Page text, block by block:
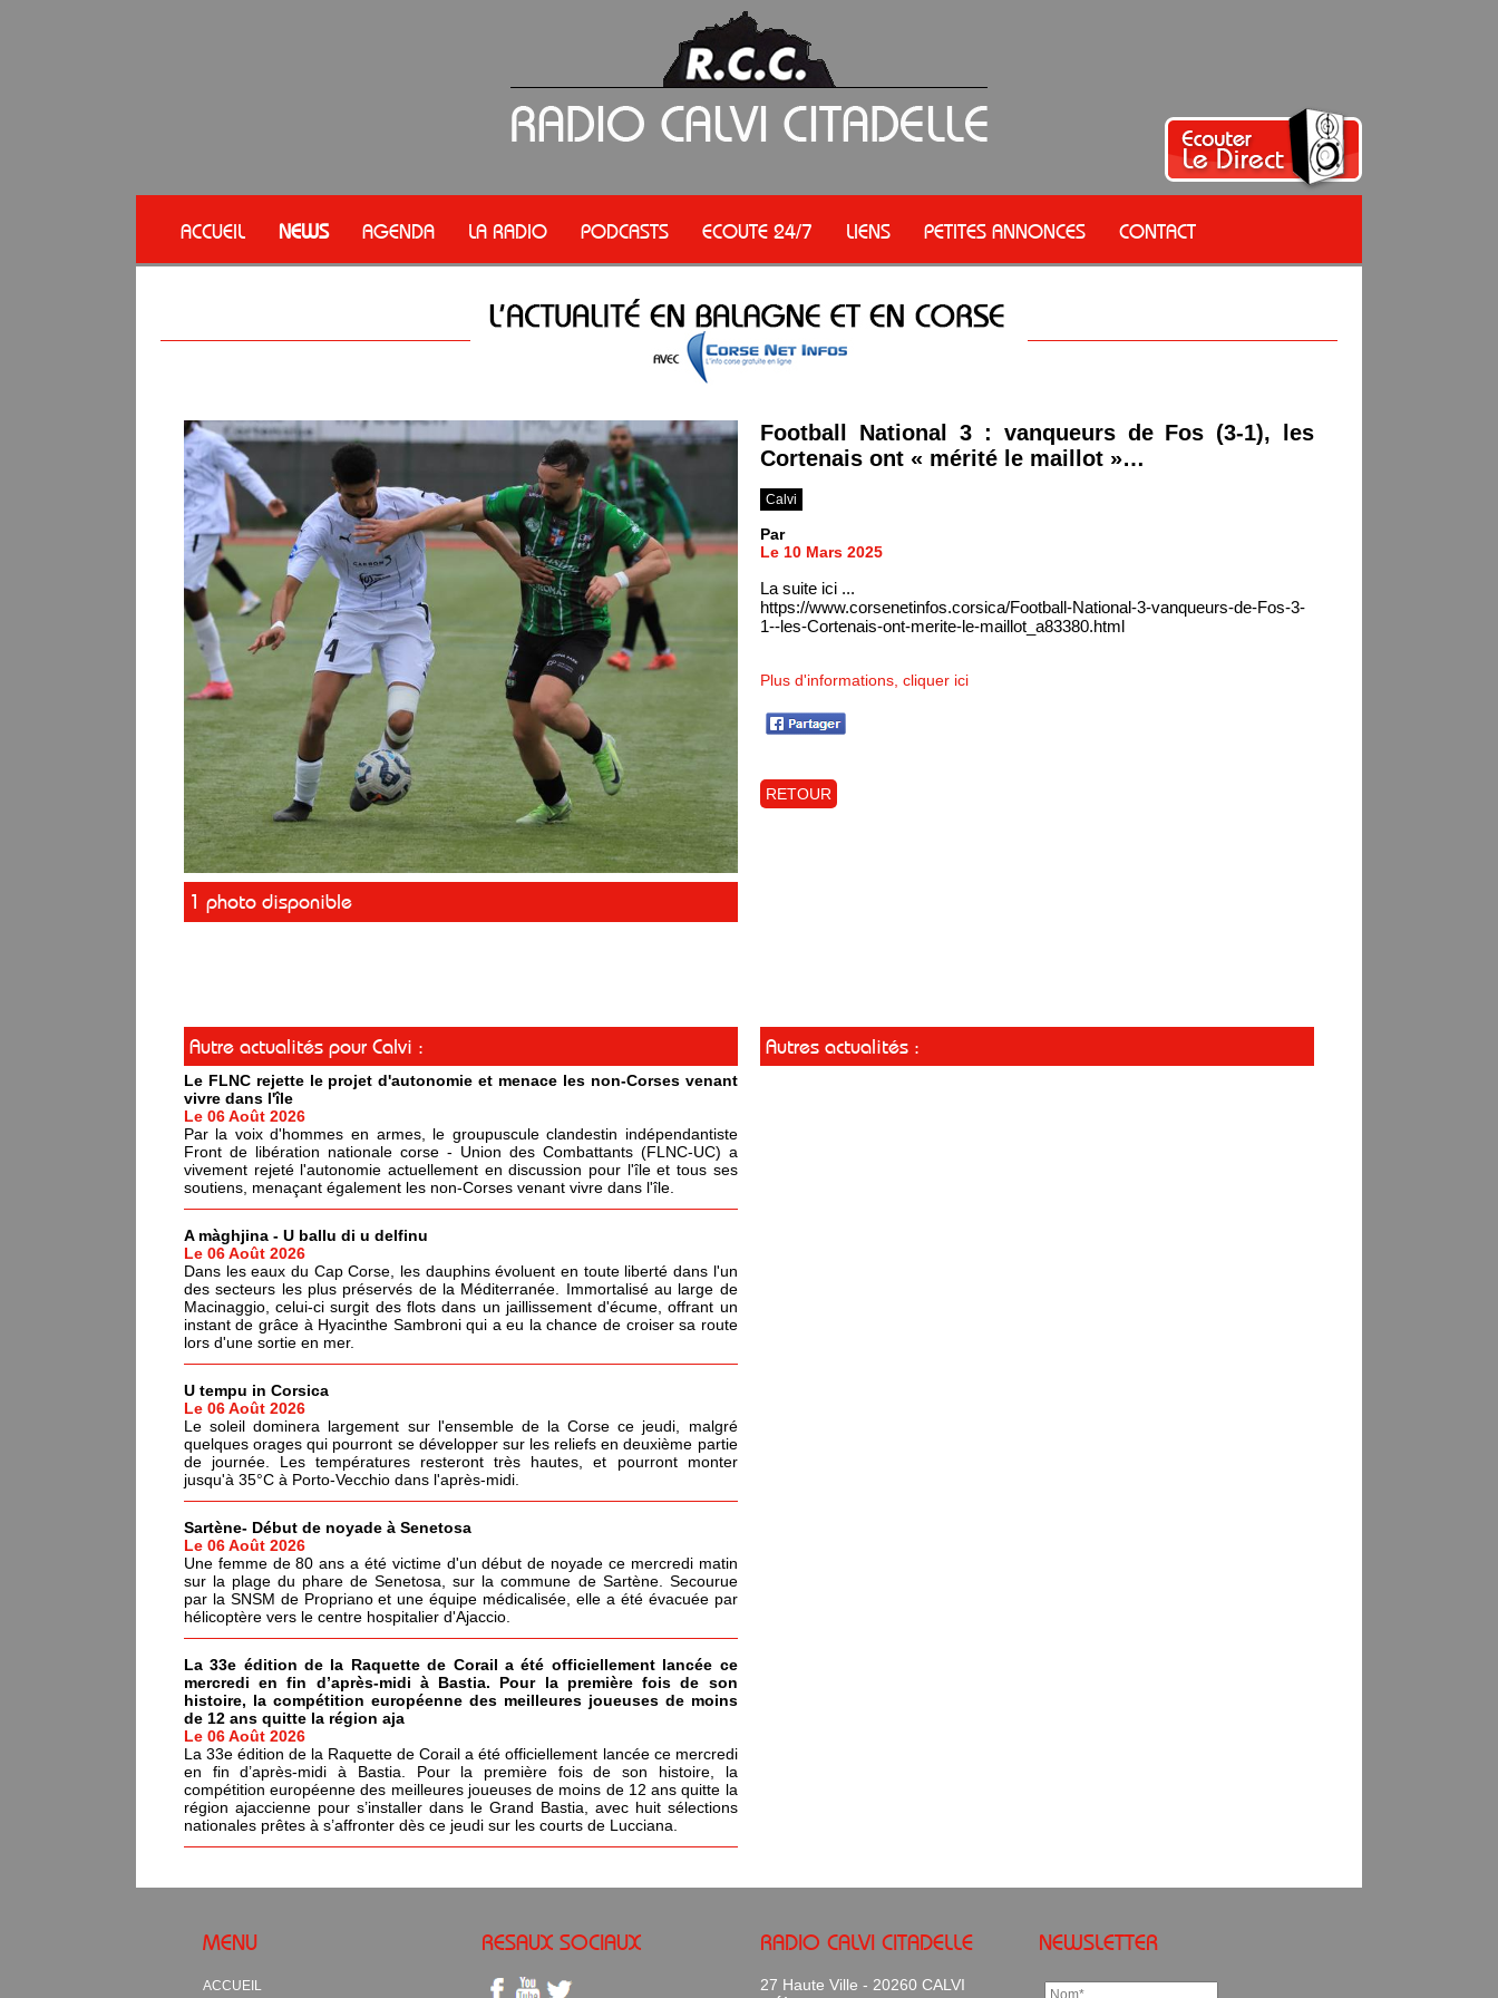
ACCUEIL NEWS AGENDA LA RADIO PODCASTS ECOUTE 24/7 LIENS PETITES ANNONCES CONTACT
1 photo disponible
Football National 3 : vanqueurs de Fos (3-1), les
Cortenais ont « mérité le maillot »…
Calvi
Par
Le 10 Mars 2025
La suite ici ...
https://www.corsenetinfos.corsica/Football-National-3-vanqueurs-de-Fos-3-
1--les-Cortenais-ont-merite-le-maillot_a83380.html
Plus d'informations, cliquer ici
RETOUR
Autre actualités pour Calvi :
Le FLNC rejette le projet d'autonomie et menace les non-Corses venant
vivre dans l'île
Le 06 Août 2026
Par la voix d'hommes en armes, le groupuscule clandestin indépendantiste
Front de libération nationale corse - Union des Combattants (FLNC-UC) a
vivement rejeté l'autonomie actuellement en discussion pour l'île et tous ses
soutiens, menaçant également les non-Corses venant vivre dans l'île.
A màghjina - U ballu di u delfinu
Le 06 Août 2026
Dans les eaux du Cap Corse, les dauphins évoluent en toute liberté dans l'un
des secteurs les plus préservés de la Méditerranée. Immortalisé au large de
Macinaggio, celui-ci surgit des flots dans un jaillissement d'écume, offrant un
instant de grâce à Hyacinthe Sambroni qui a eu la chance de croiser sa route
lors d'une sortie en mer.
U tempu in Corsica
Le 06 Août 2026
Le soleil dominera largement sur l'ensemble de la Corse ce jeudi, malgré
quelques orages qui pourront se développer sur les reliefs en deuxième partie
de journée. Les températures resteront très hautes, et pourront monter
jusqu'à 35°C à Porto-Vecchio dans l'après-midi.
Sartène- Début de noyade à Senetosa
Le 06 Août 2026
Une femme de 80 ans a été victime d'un début de noyade ce mercredi matin
sur la plage du phare de Senetosa, sur la commune de Sartène. Secourue
par la SNSM de Propriano et une équipe médicalisée, elle a été évacuée par
hélicoptère vers le centre hospitalier d'Ajaccio.
La 33e édition de la Raquette de Corail a été officiellement lancée ce
mercredi en fin d’après-midi à Bastia. Pour la première fois de son
histoire, la compétition européenne des meilleures joueuses de moins
de 12 ans quitte la région aja
Le 06 Août 2026
La 33e édition de la Raquette de Corail a été officiellement lancée ce mercredi
en fin d’après-midi à Bastia. Pour la première fois de son histoire, la
compétition européenne des meilleures joueuses de moins de 12 ans quitte la
région ajaccienne pour s’installer dans le Grand Bastia, avec huit sélections
nationales prêtes à s’affronter dès ce jeudi sur les courts de Lucciana.
Autres actualités :
MENU
ACCUEIL
RESAUX SOCIAUX RADIO CALVI CITADELLE
27 Haute Ville - 20260 CALVI
NEWSLETTER